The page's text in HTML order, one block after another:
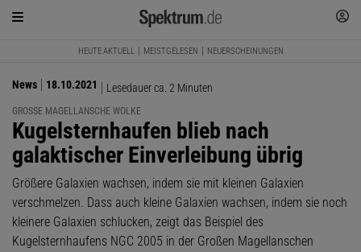
HEUTE AKTUELL MEISTGELESEN NEUERSCHEINUNGEN
News 18.10.2021 Lesedauer ca. 2 Minuten
GROSSE MAGELLANSCHE WOLKE
:
Kugelsternhaufen blieb nach
galaktischer Einverleibung übrig
Größere Galaxien wachsen, indem sie mit kleinen Galaxien
verschmelzen. Dass auch kleine Galaxien wachsen, indem sie noch
kleinere Galaxien schlucken, zeigt das Beispiel des
Kugelsternhaufens NGC 2005 in der Großen Magellanschen